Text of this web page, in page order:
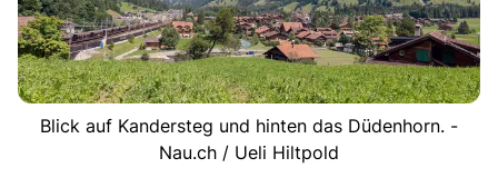
Blick auf Kandersteg und hinten das Düdenhorn. -
Nau.ch / Ueli Hiltpold